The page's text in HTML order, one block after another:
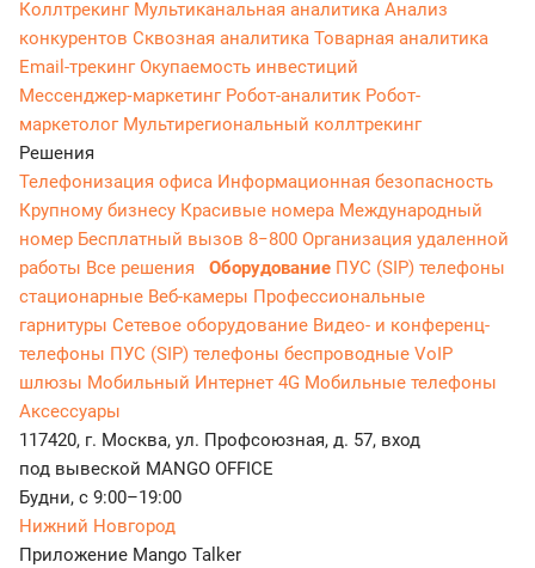
Коллтрекинг Мультиканальная аналитика Анализ
конкурентов Сквозная аналитика Товарная аналитика
Email-трекингОкупаемость инвестиций
Мессенджер‑маркетинг Робот-аналитик Робот-
маркетолог Мультирегиональный коллтрекинг
Решения
Телефонизация офиса Информационная безопасность
Крупному бизнесу Красивые номера Международный
номер Бесплатный вызов 8−800 Организация удаленной
работы Все решения Оборудование ПУС (SIP) телефоны
стационарные Веб-камеры Профессиональные
гарнитуры Сетевое оборудование Видео- и конференц-
телефоны ПУС (SIP) телефоны беспроводные VoIP
шлюзы Мобильный Интернет 4G Мобильные телефоны
Аксессуары
117420, г. Москва, ул. Профсоюзная, д. 57, вход
под вывеской MANGO OFFICE
Будни, с 9:00–19:00
Нижний Новгород
Приложение Mango Talker